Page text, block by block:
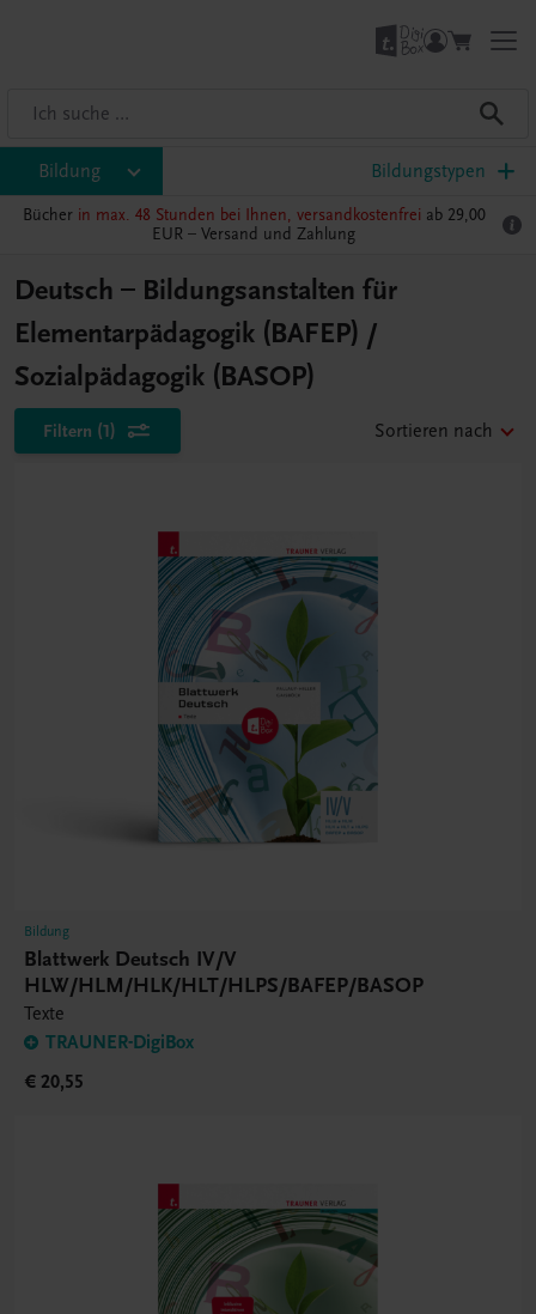
Bildung Bildungstypen
Bücher in max. 48 Stunden bei Ihnen, versandkostenfrei ab 29,00
EUR – Versand und Zahlung
Deutsch – Bildungsanstalten für
Elementarpädagogik (BAFEP) /
Sozialpädagogik (BASOP)
Filtern (1) Sortieren nach
Bildung
Blattwerk Deutsch IV/V
HLW/HLM/HLK/HLT/HLPS/BAFEP/BASOP
Texte
TRAUNER-DigiBox
€ 20,55